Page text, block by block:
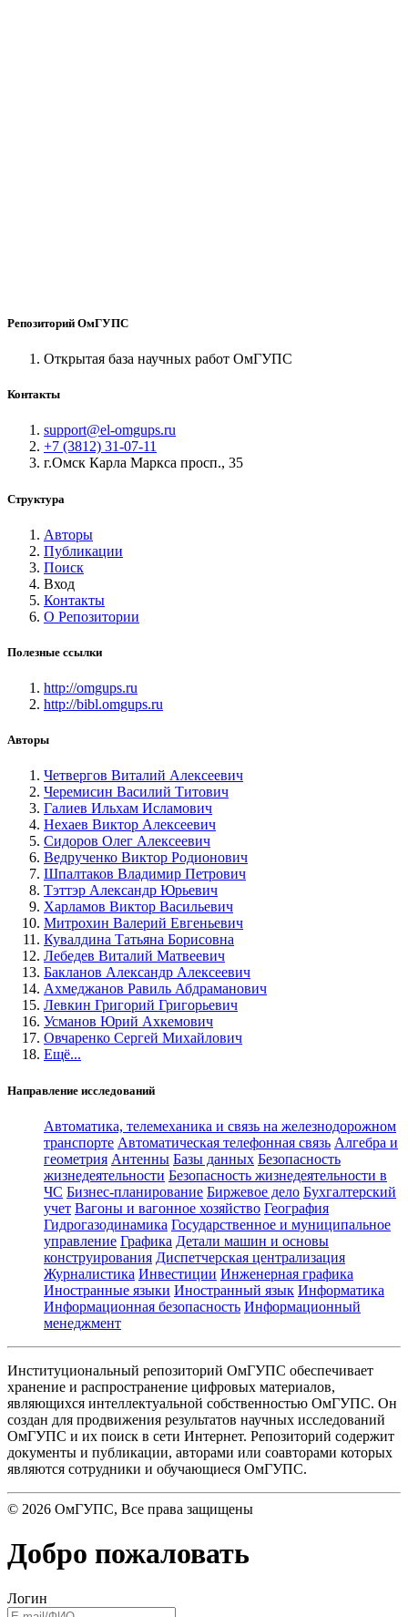
Репозиторий ОмГУПС
Открытая база научных работ ОмГУПС
Контакты
support@el-omgups.ru
+7 (3812) 31-07-11
г.Омск Карла Маркса просп., 35
Структура
Авторы
Публикации
Поиск
Вход
Контакты
О Репозитории
Полезные ссылки
http://omgups.ru
http://bibl.omgups.ru
Авторы
Четвергов Виталий Алексеевич
Черемисин Василий Титович
Галиев Ильхам Исламович
Нехаев Виктор Алексеевич
Сидоров Олег Алексеевич
Ведрученко Виктор Родионович
Шпалтаков Владимир Петрович
Тэттэр Александр Юрьевич
Харламов Виктор Васильевич
Митрохин Валерий Евгеньевич
Кувалдина Татьяна Борисовна
Лебедев Виталий Матвеевич
Бакланов Александр Алексеевич
Ахмеджанов Равиль Абдраманович
Левкин Григорий Григорьевич
Усманов Юрий Ахкемович
Овчаренко Сергей Михайлович
Ещё...
Направление исследований
Автоматика, телемеханика и связь на железнодорожном
транспорте Автоматическая телефонная связь Алгебра и
геометрия Антенны Базы данных Безопасность
жизнедеятельности Безопасность жизнедеятельности в
ЧС Бизнес-планирование Биржевое дело Бухгалтерский
учет Вагоны и вагонное хозяйство География
Гидрогазодинамика Государственное и муниципальное
управление Графика Детали машин и основы
конструирования Диспетчерская централизация
Журналистика Инвестиции Инженерная графика
Иностранные языки Иностранный язык Информатика
Информационная безопасность Информационный
менеджмент
Институциональный репозиторий ОмГУПС обеспечивает
хранение и распространение цифровых материалов,
являющихся интеллектуальной собственностью ОмГУПС. Он
создан для продвижения результатов научных исследований
ОмГУПС и их поиск в сети Интернет. Репозиторий содержит
документы и публикации, авторами или соавторами которых
являются сотрудники и обучающиеся ОмГУПС.
© 2026 ОмГУПС, Все права защищены
Добро пожаловать
Логин